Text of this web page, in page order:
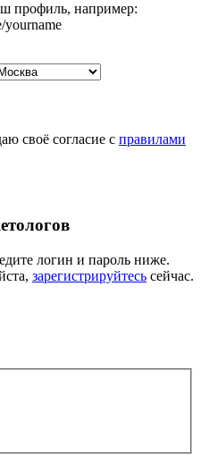
профиль, например:
yourname
своё согласие с правилами
логин и пароль ниже.
зарегистрируйтесь сейчас.